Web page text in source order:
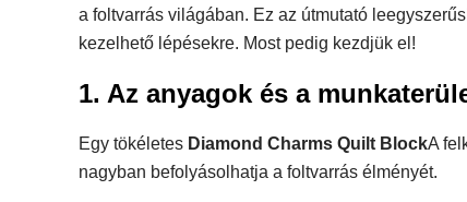
a foltvarrás világában. Ez az útmutató
kezelhető lépésekre. Most pedig kezdjük el!
1. Az anyagok és a
Egy tökéletes Diamond Charms Quilt BlockA
nagyban befolyásolhatja a foltvarrás élményét.